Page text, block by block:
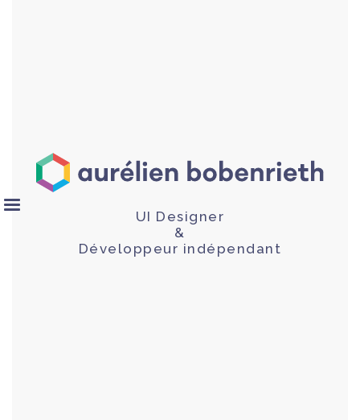
UI Designer
&
Développeur indépendant